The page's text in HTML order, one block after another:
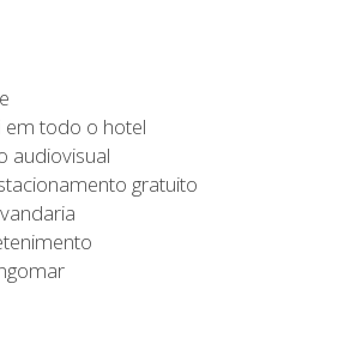
em todo o hotel
audiovisual
gratuito